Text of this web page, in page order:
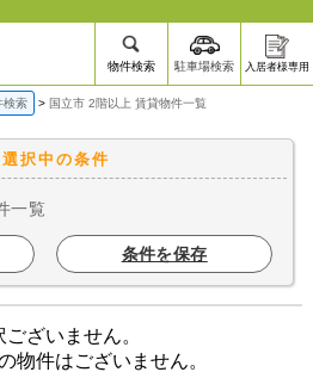
物件検索 駐車場検索 入居者様専用
検索 国立市 2階以上 賃貸物件一覧
選択中の条件
一覧
条件を保存
ございません。
物件はございません。